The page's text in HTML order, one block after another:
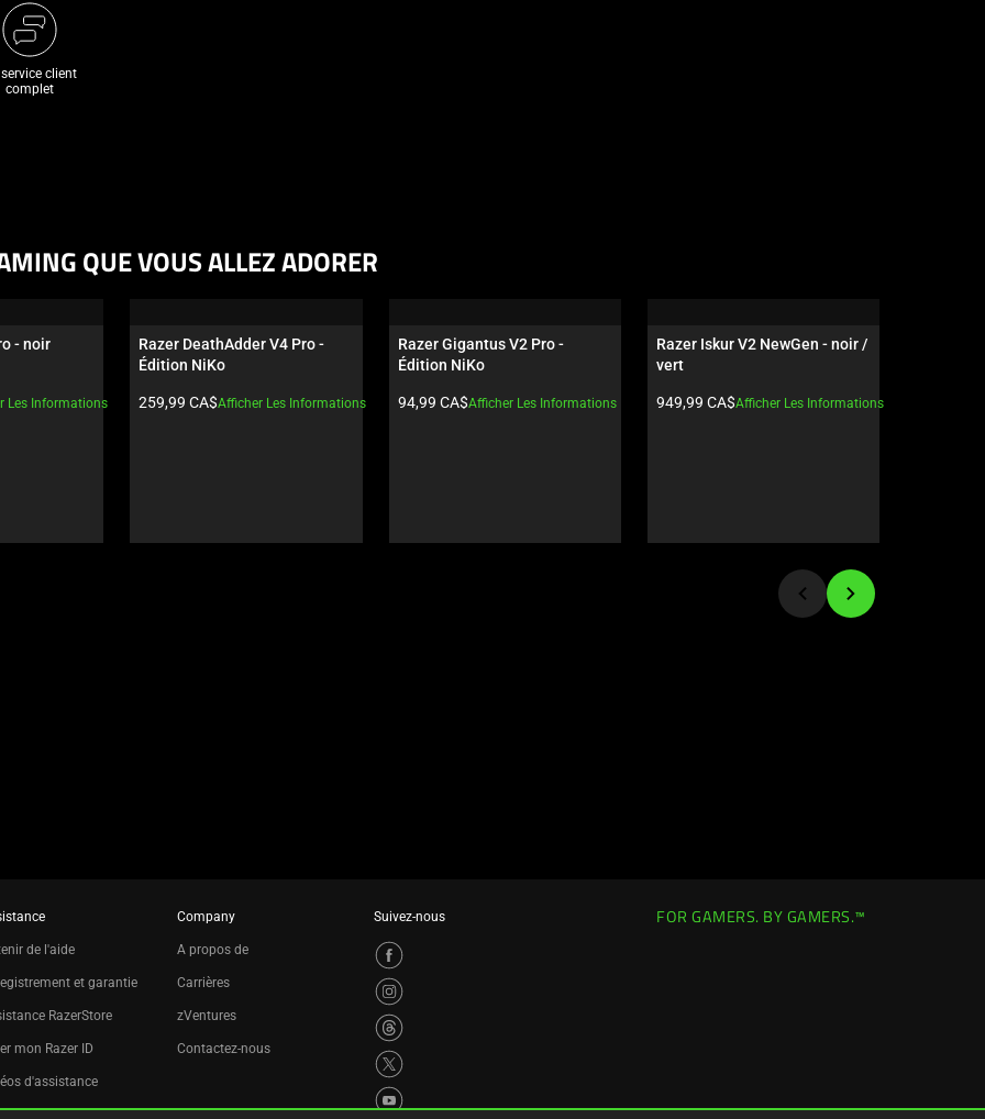
client
complet
QUE VOUS ALLEZ ADORER
- noir
Les Informations
Razer DeathAdder V4 Pro -
Édition NiKo
Prix du produit:
259,99 CA$Afficher Les Informations
Razer Gigantus V2 Pro -
Édition NiKo
Prix du produit:
94,99 CA$Afficher Les Informations
Razer Iskur V2 NewGen - noir /
vert
Prix du produit:
949,99 CA$Afficher Les Informations
de l'aide
et garantie
RazerStore
mon Razer ID
d'assistance
de recyclage
Company
A propos de
Carrières
zVentures
Contactez-nous
Suivez-nous FOR GAMERS. BY GAMERS.™